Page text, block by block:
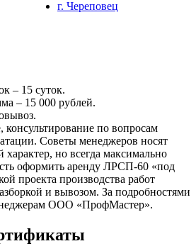
г. Череповец
– 15 суток.
– 15 000 рублей.
консультирование по вопросам
Советы менеджеров носят
характер, но всегда максимально
оформить аренду ЛРСП-60 «под
проекта производства работ
и вывозом. За подробностями
ООО «ПрофМастер».